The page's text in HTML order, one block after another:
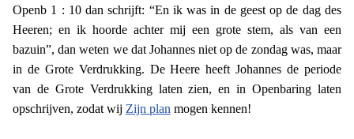
Openb 1 : 10 dan schrijft: “En ik was in de geest op de dag des
Heeren; en ik hoorde achter mij een grote stem, als van een
bazuin”, dan weten we dat Johannes niet op de zondag was, maar
in de Grote Verdrukking. De Heere heeft Johannes de periode
van de Grote Verdrukking laten zien, en in Openbaring laten
opschrijven, zodat wij Zijn plan mogen kennen!